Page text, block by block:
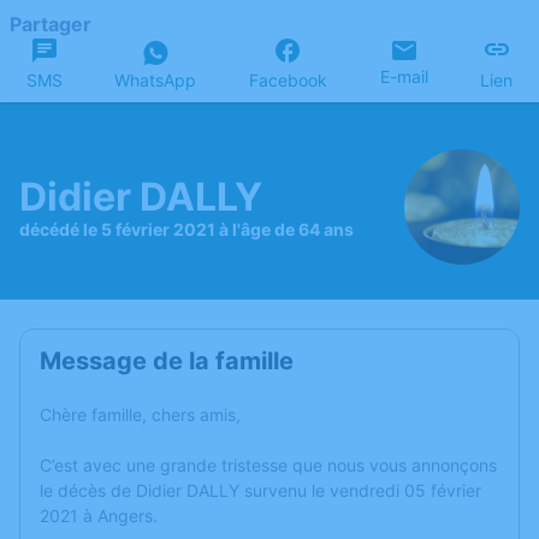
Partager
SMS WhatsApp Facebook E-mail Lien
Didier DALLY
décédé le 5 février 2021 à l'âge de 64 ans
Message de la famille
Chère famille, chers amis,
C’est avec une grande tristesse que nous vous annonçons
le décès de Didier DALLY survenu le vendredi 05 février
2021 à Angers.